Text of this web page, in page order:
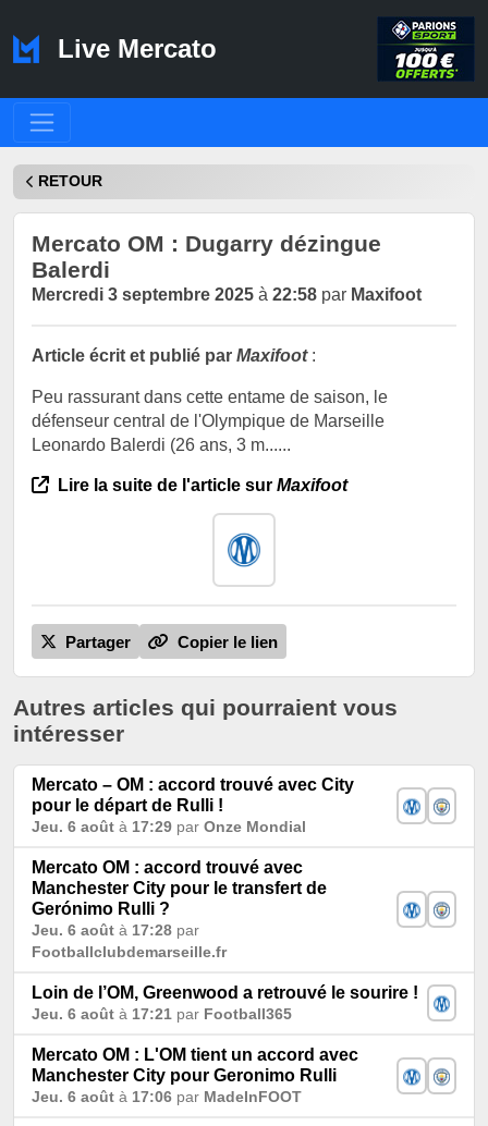
Live Mercato
RETOUR
Mercato OM : Dugarry dézingue
Balerdi
Mercredi 3 septembre 2025 à 22:58 par Maxifoot
Article écrit et publié par Maxifoot:
Peu rassurant dans cette entame de saison, le
défenseur central de l'Olympique de Marseille
Leonardo Balerdi (26 ans, 3 m......
Lire la suite de l'article sur Maxifoot
Partager Copier le lien
Autres articles qui pourraient vous
intéresser
Mercato – OM : accord trouvé avec City
pour le départ de Rulli !
Jeu. 6 août à 17:29 par Onze Mondial
Mercato OM : accord trouvé avec
Manchester City pour le transfert de
Gerónimo Rulli ?
Jeu. 6 août à 17:28 par
Footballclubdemarseille.fr
Loin de l’OM, Greenwood a retrouvé le sourire !
Jeu. 6 août à 17:21 par Football365
Mercato OM : L'OM tient un accord avec
Manchester City pour Geronimo Rulli
Jeu. 6 août à 17:06 par MadeInFOOT